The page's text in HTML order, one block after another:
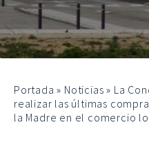
Portada » Noticias » La
realizar las últimas
la Madre en el comercio